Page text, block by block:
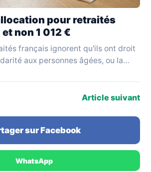
pour retraités
non 1 012 €
français ignorent qu'ils ont droit
aux personnes âgées, ou la
Article suivant
sur Facebook
WhatsApp